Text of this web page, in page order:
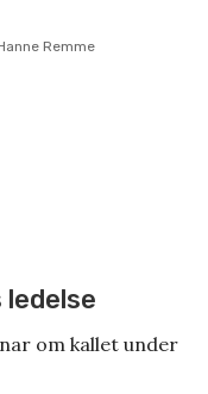
Remme
ledelse
om kallet under